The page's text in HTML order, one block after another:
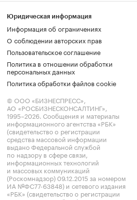
Юридическая информация
Информация об ограничениях
О соблюдении авторских прав
Пользовательское соглашение
Политика в отношении обработки
персональных данных
Политика обработки файлов cookie
© ООО «БИЗНЕСПРЕСС»,
АО «РОСБИЗНЕСКОНСАЛТИНГ»,
1995–2026. Сообщения и материалы
информационного агентства «РБК»
(свидетельство о регистрации
средства массовой информации
выдано Федеральной службой
по надзору в сфере связи,
информационных технологий
и массовых коммуникаций
(Роскомнадзор) 09.12.2015 за номером
ИА №ФС77-63848) и сетевого издания
«РБК» (свидетельство о регистрации